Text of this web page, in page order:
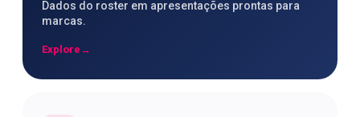
Dados do roster em apresentações prontas para
marcas.
Explore →